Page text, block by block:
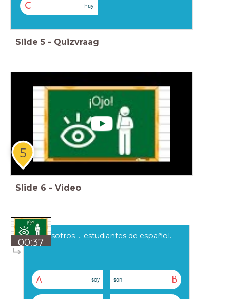
C hay
Slide 5 - Quizvraag
5
Slide 6 - Video
00:37
Vosotros ... estudiantes de español.
A soy B
son